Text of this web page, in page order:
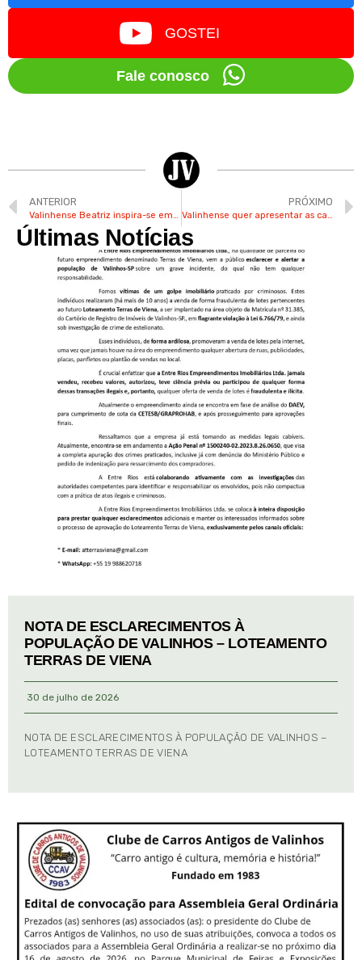
GOSTEI
Fale conosco
ANTERIOR
Valinhense Beatriz inspira-se em “Fadinha” para praticar skate
PRÓXIMO
Valinhense quer apresentar as cabras Tião e Suzy para crianças em escolas
Últimas Notícias
NOTA DE ESCLARECIMENTOS À
POPULAÇÃO DE VALINHOS – LOTEAMENTO
TERRAS DE VIENA
30 de julho de 2026
NOTA DE ESCLARECIMENTOS À POPULAÇÃO DE VALINHOS –
LOTEAMENTO TERRAS DE VIENA